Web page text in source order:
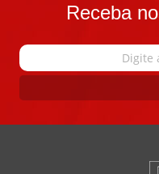
Receba